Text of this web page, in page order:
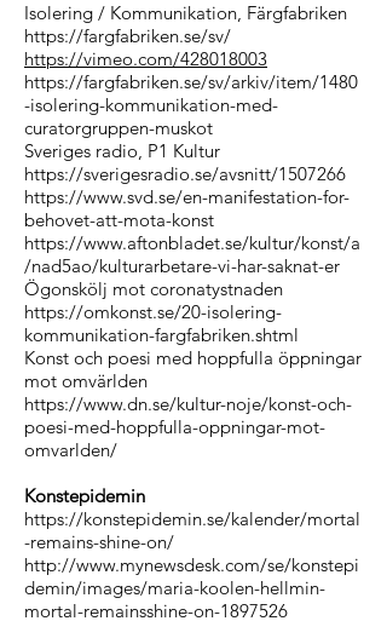
Isolering / Kommunikation, Färgfabriken
https://fargfabriken.se/sv/
https://vimeo.com/428018003
https://fargfabriken.se/sv/arkiv/item/1480
-isolering-kommunikation-med-
curatorgruppen-muskot
Sveriges radio, P1 Kultur
https://sverigesradio.se/avsnitt/1507266
https://www.svd.se/en-manifestation-for-
behovet-att-mota-konst
https://www.aftonbladet.se/kultur/konst/a
/nad5ao/kulturarbetare-vi-har-saknat-er
Ögonskölj mot coronatystnaden
https://omkonst.se/20-isolering-
kommunikation-fargfabriken.shtml
Konst och poesi med hoppfulla öppningar
mot omvärlden
https://www.dn.se/kultur-noje/konst-och-
poesi-med-hoppfulla-oppningar-mot-
omvarlden/
Konstepidemin
https://konstepidemin.se/kalender/mortal
-remains-shine-on/
http://www.mynewsdesk.com/se/konstepi
demin/images/maria-koolen-hellmin-
mortal-remainsshine-on-1897526